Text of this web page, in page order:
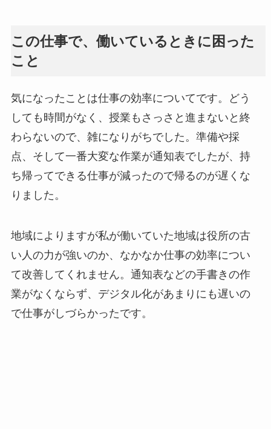
この仕事で、働いているときに困った
こと
気になったことは仕事の効率についてです。どう
しても時間がなく、授業もさっさと進まないと終
わらないので、雑になりがちでした。準備や採
点、そして一番大変な作業が通知表でしたが、持
ち帰ってできる仕事が減ったので帰るのが遅くな
りました。
地域によりますが私が働いていた地域は役所の古
い人の力が強いのか、なかなか仕事の効率につい
て改善してくれません。通知表などの手書きの作
業がなくならず、デジタル化があまりにも遅いの
で仕事がしづらかったです。